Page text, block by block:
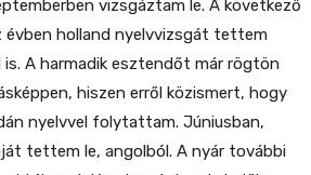
vizsgáztam le. A következő
évben holland nyelvvizsgát tettem
A harmadik esztendőt már rögtön
hiszen erről közismert, hogy
nyelvvel folytattam. Júniusban,
tettem le, angolból. A nyár további